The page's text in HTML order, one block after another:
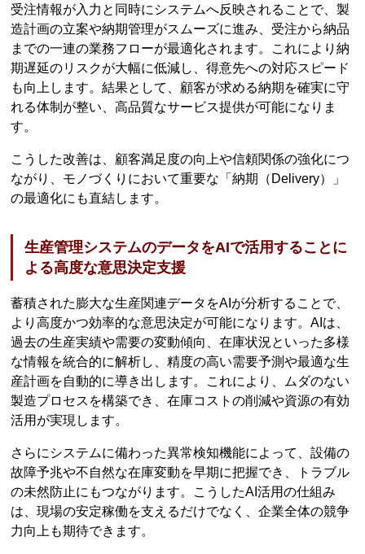
受注情報が入力と同時にシステムへ反映されることで、製
造計画の立案や納期管理がスムーズに進み、受注から納品
までの一連の業務フローが最適化されます。これにより納
期遅延のリスクが大幅に低減し、得意先への対応スピード
も向上します。結果として、顧客が求める納期を確実に守
れる体制が整い、高品質なサービス提供が可能になりま
す。
こうした改善は、顧客満足度の向上や信頼関係の強化につ
ながり、モノづくりにおいて重要な「納期（Delivery）」
の最適化にも直結します。
生産管理システムのデータをAIで活用することに
よる高度な意思決定支援
蓄積された膨大な生産関連データをAIが分析することで、
より高度かつ効率的な意思決定が可能になります。AIは、
過去の生産実績や需要の変動傾向、在庫状況といった多様
な情報を統合的に解析し、精度の高い需要予測や最適な生
産計画を自動的に導き出します。これにより、ムダのない
製造プロセスを構築でき、在庫コストの削減や資源の有効
活用が実現します。
さらにシステムに備わった異常検知機能によって、設備の
故障予兆や不自然な在庫変動を早期に把握でき、トラブル
の未然防止にもつながります。こうしたAI活用の仕組み
は、現場の安定稼働を支えるだけでなく、企業全体の競争
力向上も期待できます。